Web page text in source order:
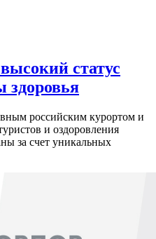
статус
здоровья
российским курортом и
и оздоровления
за счет уникальных